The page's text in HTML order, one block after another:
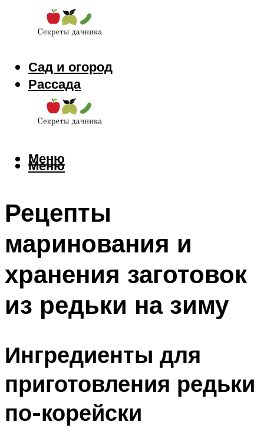
Сад и огород
Рассада
Цветы
Заготовки
Меню
Меню
Рецепты
маринования и
хранения заготовок
из редьки на зиму
Ингредиенты для
приготовления редьки
по-корейски